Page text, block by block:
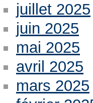
juillet 2025
juin 2025
mai 2025
avril 2025
mars 2025